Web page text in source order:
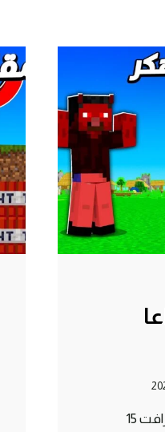
ماين كرافت minecraft كلانس كرافت 15